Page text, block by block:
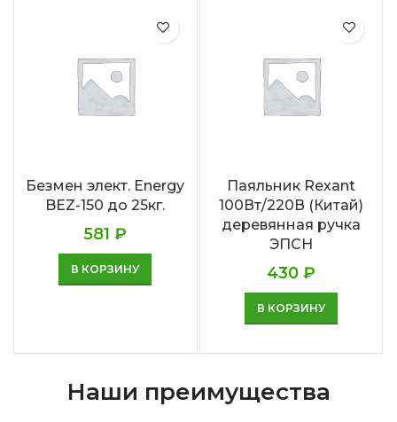
Безмен элект. Energy
BEZ-150 до 25кг.
581₽
В КОРЗИНУ
Паяльник Rexant
100Вт/220В (Китай)
деревянная ручка
ЭПСН
430 ₽
В КОРЗИНУ
Наши преимущества